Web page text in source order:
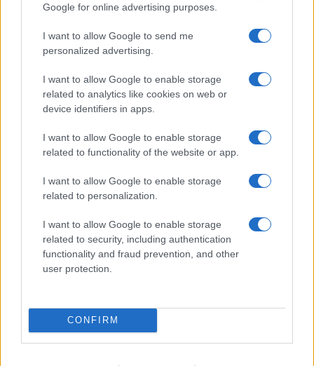
Google for online advertising purposes.
I want to allow Google to send me
personalized advertising.
I want to allow Google to enable storage
related to analytics like cookies on web or
device identifiers in apps.
I want to allow Google to enable storage
related to functionality of the website or app.
I want to allow Google to enable storage
related to personalization.
I want to allow Google to enable storage
related to security, including authentication
functionality and fraud prevention, and other
user protection.
CONFIRM
Condividi l'articolo
F
a
ce
b
o
o
k
T
w
it
te
r
Pi
n
te
re
st
W
h
at
s
A
p
p
S
h
re
Articolo precedente
Prossimo articolo
NOTIZIE RECENTI
Le previsioni meteo per il weekend a Olbia e in
Gallura
vivo: un amico vip svela come fa